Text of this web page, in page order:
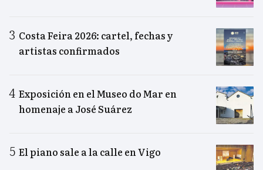
Costa Feira 2026: cartel, fechas y
artistas confirmados
Exposición en el Museo do Mar en
homenaje a José Suárez
El piano sale a la calle en Vigo